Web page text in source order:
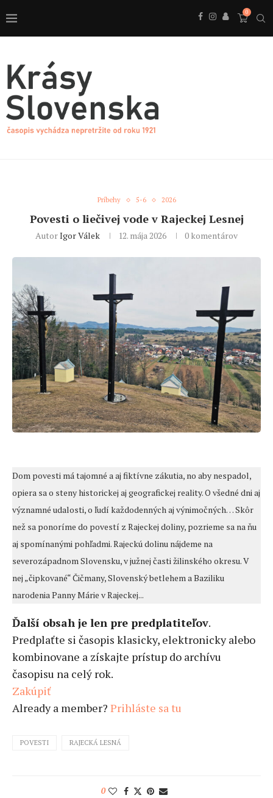
0
Príbehy 5-6 2026
Povesti o liečivej vode v Rajeckej Lesnej
AutorIgor Válek 12. mája 2026 0 komentárov
Dom povesti má tajomné a aj fiktívne zákutia, no aby nespadol,
opiera sa o steny historickej aj geografickej reality. O všedné dni aj
významné udalosti, o ľudí každodenných aj výnimočných… Skôr
než sa ponoríme do povestí z Rajeckej doliny, pozrieme sa na ňu
aj spomínanými pohľadmi. Rajeckú dolinu nájdeme na
severozápadnom Slovensku, v južnej časti žilinského okresu. V
nej „čipkované“ Čičmany, Slovenský betlehem a Baziliku
narodenia Panny Márie v Rajeckej...
Ďalší obsah je len pre predplatiteľov.
Predplaťte si časopis klasicky, elektronicky alebo
kombinovane a získajte prístup do archívu
časopisu na celý rok.
Zakúpiť
Already a member? Prihláste sa tu
POVESTI RAJECKÁ LESNÁ
0